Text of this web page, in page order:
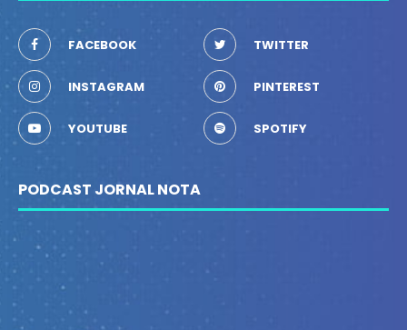
FACEBOOK TWITTER
INSTAGRAM PINTEREST
YOUTUBE SPOTIFY
PODCAST JORNAL NOTA